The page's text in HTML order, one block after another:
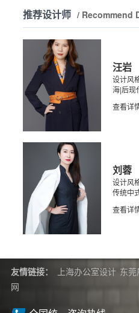
推荐设计师 / Recommend
汪岩
设计风
海|后现
查看详
刘蓉
设计风
传统中
查看详
友情链接： 上海办公室设计 东
网